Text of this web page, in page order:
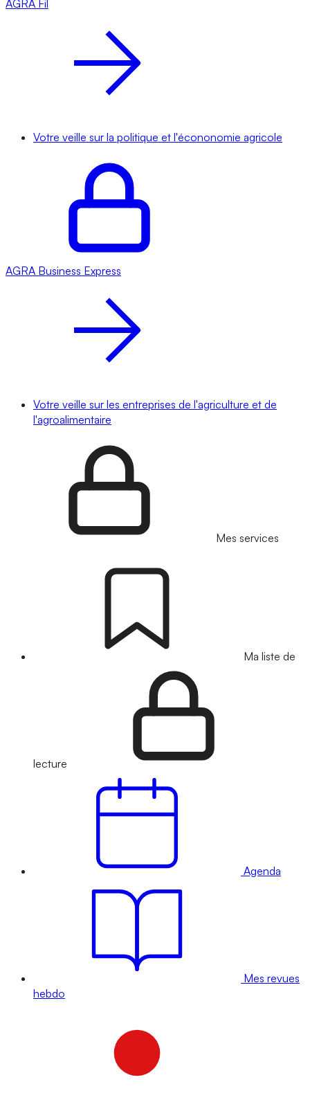
AGRA Fil
Votre veille sur la politique et l'écononomie agricole
AGRA Business Express
Votre veille sur les entreprises de l'agriculture et de
l'agroalimentaire
Mes services
Ma liste de
lecture
Agenda
Mes revues
hebdo